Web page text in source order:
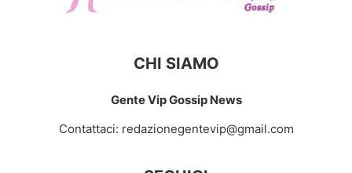
CHI SIAMO
Gente Vip Gossip News
Contattaci: redazionegentevip@gmail.com